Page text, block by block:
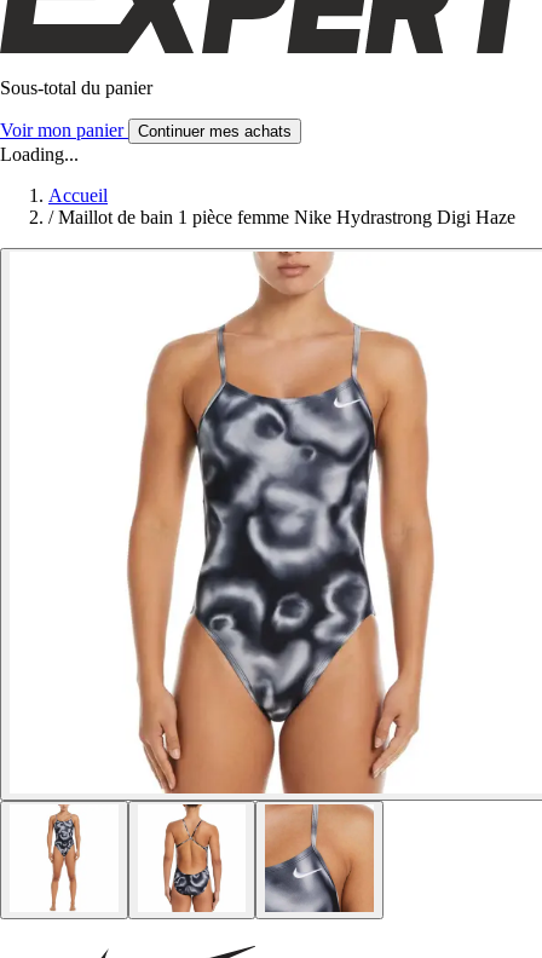
Sous-total du panier
Voir mon panier Continuer mes achats
Loading...
Accueil
/ Maillot de bain 1 pièce femme Nike Hydrastrong Digi Haze